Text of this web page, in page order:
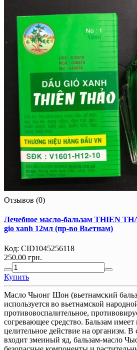
Отзывов (0)
Лечебное масло-бальзам THIEN
gio xanh 12мл (пр-во Вьетнам)
Код: CID1045256118
250.00 грн.
Купить
Масло Чыонг Шон (вьетнамский
используется во вьетнамской
противовоспалительное,
согревающее средство. Бальзам
целительное действие на организм. В
входит змеиный яд, бальзам-масло